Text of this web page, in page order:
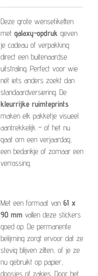
Deze grote wensetiketten
met galaxy-opdruk geven
je cadeau of verpakking
direct een buitenaardse
uitstraling. Perfect voor wie
nét iets anders zoekt dan
standaardversiering. De
kleurrijke ruimteprints
maken elk pakketje visueel
aantrekkelijk – of het nu
gaat om een verjaardag,
een bedankje of zomaar een
verrassing.
Met een formaat van 61 x
90 mm vallen deze stickers
goed op. De permanente
belijming zorgt ervoor dat ze
stevig blijven zitten, of je ze
nu gebruikt op papier,
doosjes of zakjes. Door het